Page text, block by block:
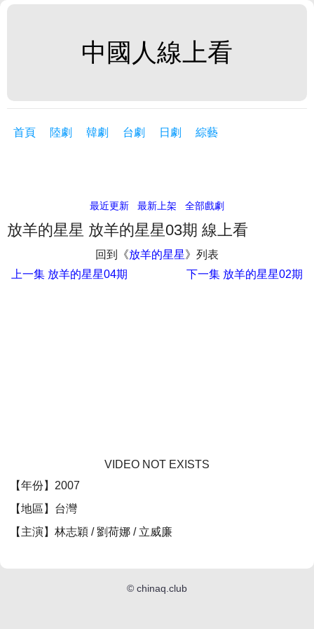
中國人線上看
首頁 陸劇 韓劇 台劇 日劇 綜藝
最近更新 最新上架 全部戲劇
放羊的星星 放羊的星星03期 線上看
回到《放羊的星星》列表
上一集 放羊的星星04期 下一集放羊的星星02期
VIDEO NOT EXISTS
【年份】2007
【地區】台灣
【主演】林志穎 / 劉荷娜 / 立威廉
© chinaq.club